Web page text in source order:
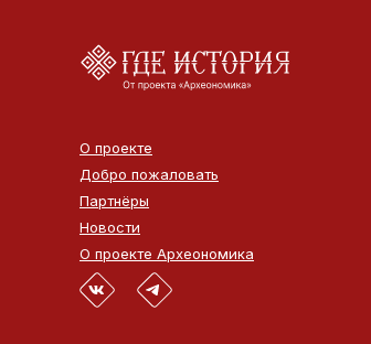
О проекте
Добро пожаловать
Партнёры
Новости
О проекте Археономика